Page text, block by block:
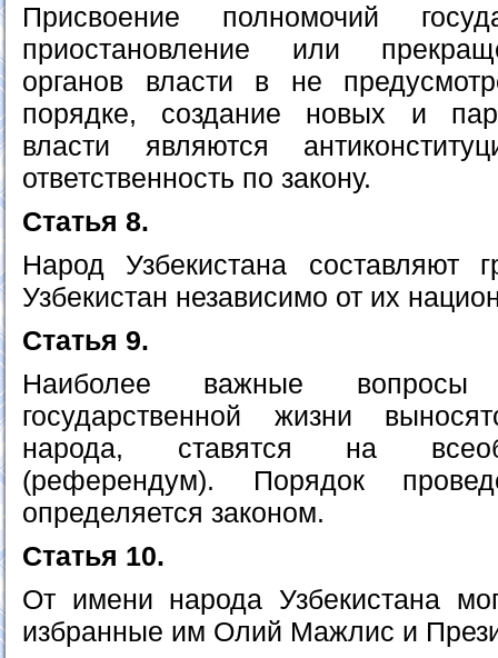
Присвоение полномочий
приостановление или
органов власти в не
порядке, создание новых и
власти являются
ответственность по закону.
Статья 8.
Народ Узбекистана составляют
Узбекистан независимо от их
Статья 9.
Наиболее важные вопросы
государственной жизни
народа, ставятся на
(референдум). Порядок
определяется законом.
Статья 10.
От имени народа Узбекистана
избранные им Олий Мажлис и